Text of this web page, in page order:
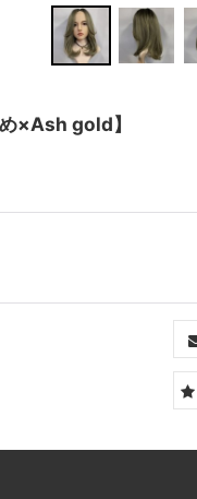
×Ash gold】